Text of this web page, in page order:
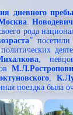
дневного
.
рода
”
,
,
поездка была